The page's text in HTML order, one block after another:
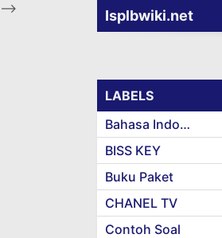
--> Isplbwiki.net
LABELS
Bahasa Indonesia
BISS KEY
Buku Paket
CHANEL TV
Contoh Soal